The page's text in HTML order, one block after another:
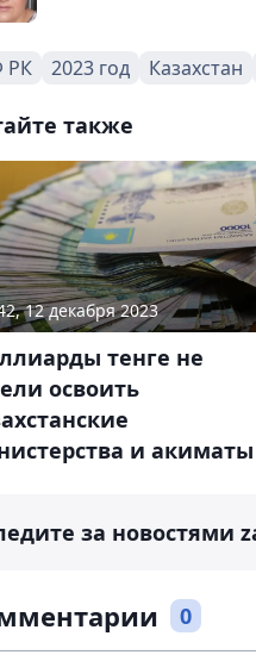
РК 2023 год Казахстан
также
12 декабря 2023
тенге не
освоить
и акиматы
за новостями
0